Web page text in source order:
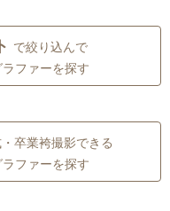
で絞り込んで
ファーを探す
卒業袴撮影できる
ファーを探す